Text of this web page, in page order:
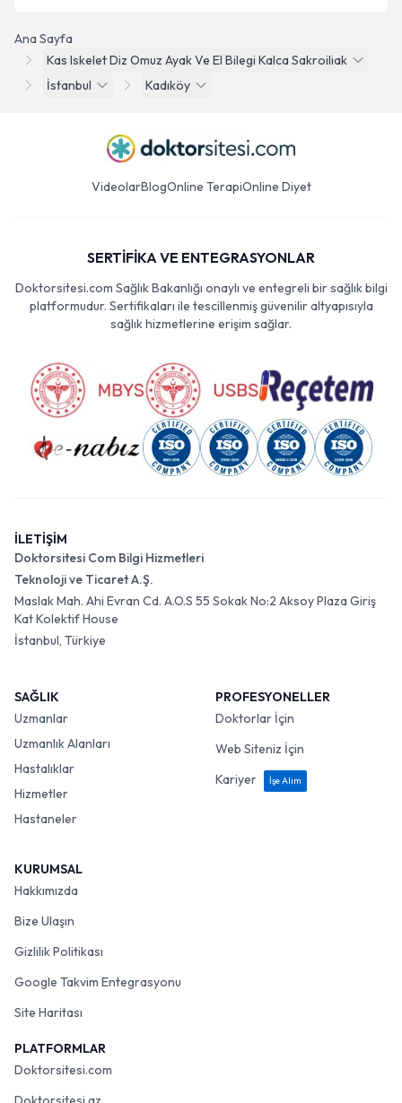
Ana Sayfa
Kas Iskelet Diz Omuz Ayak Ve El Bilegi Kalca Sakroiliak
İstanbul
Kadıköy
VideolarBlogOnline TerapiOnline Diyet
SERTİFİKA VE ENTEGRASYONLAR
Doktorsitesi.com Sağlık Bakanlığı onaylı ve entegreli bir sağlık bilgi
platformudur. Sertifikaları ile tescillenmiş güvenilir altyapısıyla
sağlık hizmetlerine erişim sağlar.
İLETİŞİM
Doktorsitesi Com Bilgi Hizmetleri
Teknoloji ve Ticaret A.Ş.
Maslak Mah. Ahi Evran Cd. A.O.S 55 Sokak No:2 Aksoy Plaza Giriş
Kat Kolektif House
İstanbul, Türkiye
SAĞLIK
Uzmanlar
Uzmanlık Alanları
Hastalıklar
Hizmetler
Hastaneler
PROFESYONELLER
Doktorlar İçin
Web Siteniz İçin
Kariyer
İşe Alım
KURUMSAL
Hakkımızda
Bize Ulaşın
Gizlilik Politikası
Google Takvim Entegrasyonu
Site Haritası
PLATFORMLAR
Doktorsitesi.com